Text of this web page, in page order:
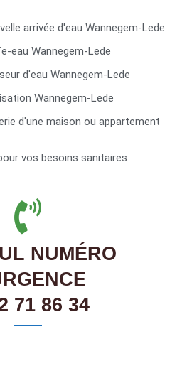
arrivée d'eau Wannegem-Lede
eau Wannegem-Lede
d'eau Wannegem-Lede
Wannegem-Lede
d'une maison ou appartement
vos besoins sanitaires
NUMÉRO
71 86 34